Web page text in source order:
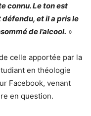
connu. Le ton est
défendu, et il a pris le
de l’alcool. »
celle apportée par la
en théologie
Facebook, venant
en question.